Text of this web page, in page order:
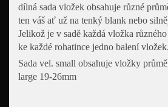
dílná sada vložek obsahuje různé
ten váš ať už na tenký blank nebo
Jelikož je v sadě každá vložka
ke každé rohatince jedno balení vložek.
Sada vel. small obsahuje vložky
large 19-26mm